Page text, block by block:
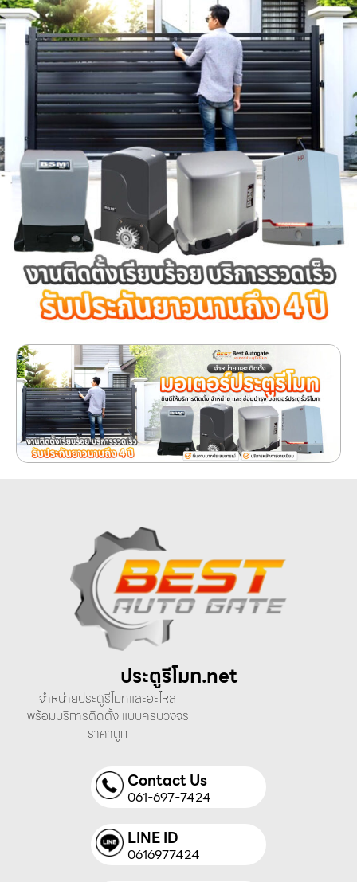
ประตูรีโมท.net
จำหน่ายประตูรีโมทและอะไหล่
พร้อมบริการติดตั้ง แบบครบวงจร
ราคาถูก
Contact Us
061-697-7424
LINE ID
0616977424